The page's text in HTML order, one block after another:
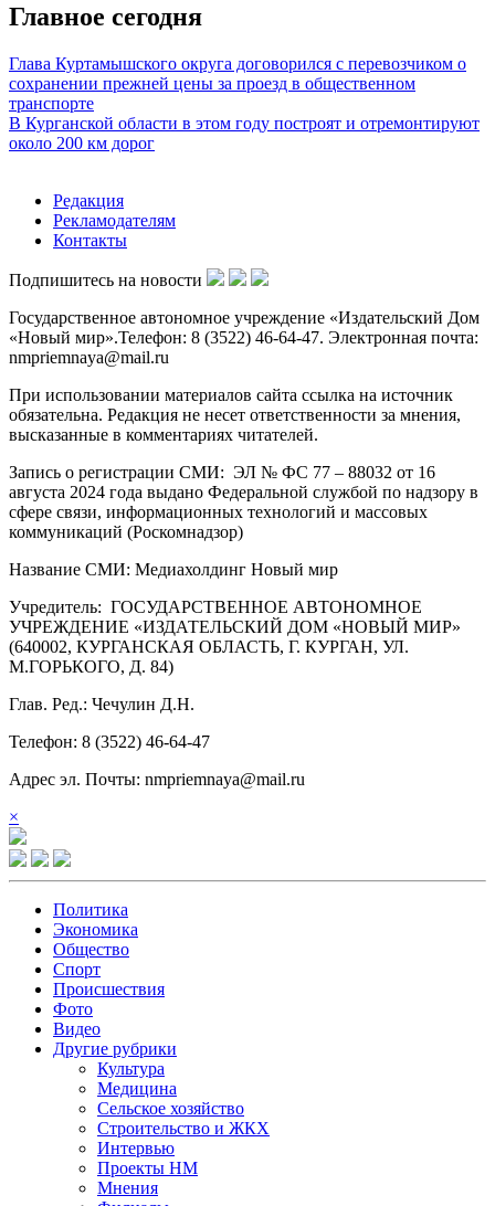
Главное сегодня
Глава Куртамышского округа договорился с перевозчиком о
сохранении прежней цены за проезд в общественном
транспорте
В Курганской области в этом году построят и отремонтируют
около 200 км дорог
Редакция
Рекламодателям
Контакты
Подпишитесь на новости
Государственное автономное учреждение «Издательский Дом
«Новый мир».Телефон: 8 (3522) 46-64-47. Электронная почта:
nmpriemnaya@mail.ru
При использовании материалов сайта ссылка на источник
обязательна. Редакция не несет ответственности за мнения,
высказанные в комментариях читателей.
Запись о регистрации СМИ: ЭЛ № ФС 77 – 88032 от 16
августа 2024 года выдано Федеральной службой по надзору в
сфере связи, информационных технологий и массовых
коммуникаций (Роскомнадзор)
Название СМИ: Медиахолдинг Новый мир
Учредитель: ГОСУДАРСТВЕННОЕ АВТОНОМНОЕ
УЧРЕЖДЕНИЕ «ИЗДАТЕЛЬСКИЙ ДОМ «НОВЫЙ МИР»
(640002, КУРГАНСКАЯ ОБЛАСТЬ, Г. КУРГАН, УЛ.
М.ГОРЬКОГО, Д. 84)
Глав. Ред.: Чечулин Д.Н.
Телефон: 8 (3522) 46-64-47
Адрес эл. Почты: nmpriemnaya@mail.ru
×
Политика
Экономика
Общество
Спорт
Происшествия
Фото
Видео
Другие рубрики
Культура
Медицина
Сельское хозяйство
Строительство и ЖКХ
Интервью
Проекты НМ
Мнения